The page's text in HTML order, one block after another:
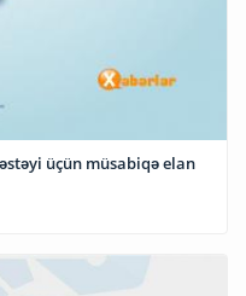
üçün müsabiqə elan